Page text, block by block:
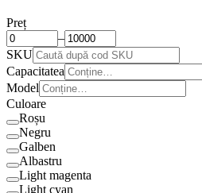
Preț
–
SKU
Capacitatea
Model
Culoare
Roșu
Negru
Galben
Albastru
Light magenta
Light cyan